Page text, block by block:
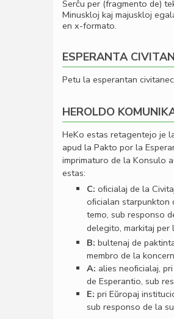
Serĉu per (fragmento de)
Minuskloj kaj majuskloj
en x-formato.
ESPERANTA
Petu la esperantan
HEROLDO
HeKo estas retagentejo je
apud la Pakto por la
imprimaturo de la Konsulo
estas:
C: oﬁcialaj de la
oﬁcialan starpunkton
temo, sub responso
delegito, markitaj per
B: bultenaj de
membro de la
A: alies neoﬁcialaj,
de Esperantio, sub
E: pri Eŭropaj
sub responso de la